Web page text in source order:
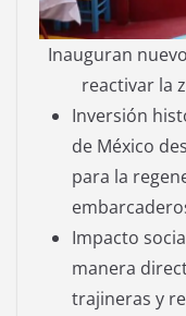
Inauguran
reactivar la
Inversión
de México
para la
Impacto
manera
trajineras y